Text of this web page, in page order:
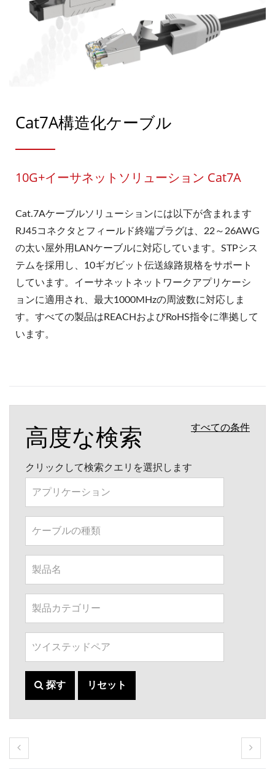
Cat7A構造化ケーブル
10G+イーサネットソリューション Cat7A
Cat.7Aケーブルソリューションには以下が含まれます
RJ45コネクタとフィールド終端プラグは、22～26AWG
の太い屋外用LANケーブルに対応しています。STPシス
テムを採用し、10ギガビット伝送線路規格をサポート
しています。イーサネットネットワークアプリケーシ
ョンに適用され、最大1000MHzの周波数に対応しま
す。すべての製品はREACHおよびRoHS指令に準拠して
います。
すべての条件
高度な検索
クリックして検索クエリを選択します
探す リセット